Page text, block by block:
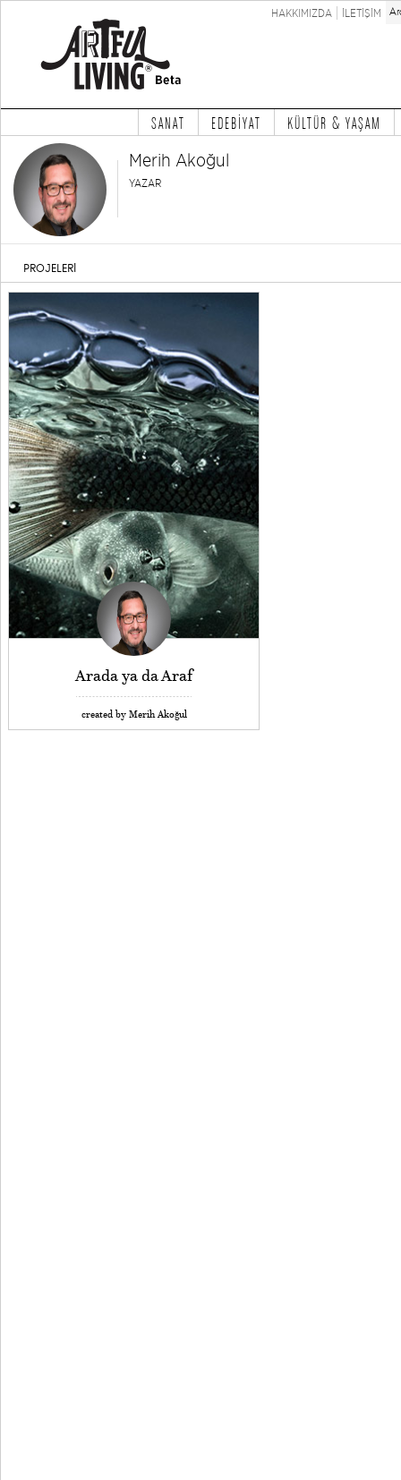
HAKKIMIZDA İLETİŞİM
SANAT EDEBİYAT KÜLTÜR & YAŞAM
Merih Akoğul
YAZAR
PROJELERİ
Arada ya da Araf
created by Merih Akoğul